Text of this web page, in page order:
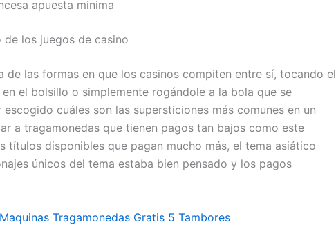
apuesta minima
de los juegos de casino
de las formas en que los casinos compiten entre sí, tocando el
el bolsillo o simplemente rogándole a la bola que se
cuáles son las supersticiones más comunes en un
a tragamonedas que tienen pagos tan bajos como este
títulos disponibles que pagan mucho más, el tema asiático
únicos del tema estaba bien pensado y los pagos
Tragamonedas Gratis 5 Tambores